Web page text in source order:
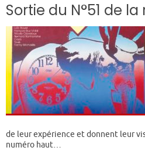
Sortie du N°51 de la
de leur expérience et donnent leur
numéro haut…